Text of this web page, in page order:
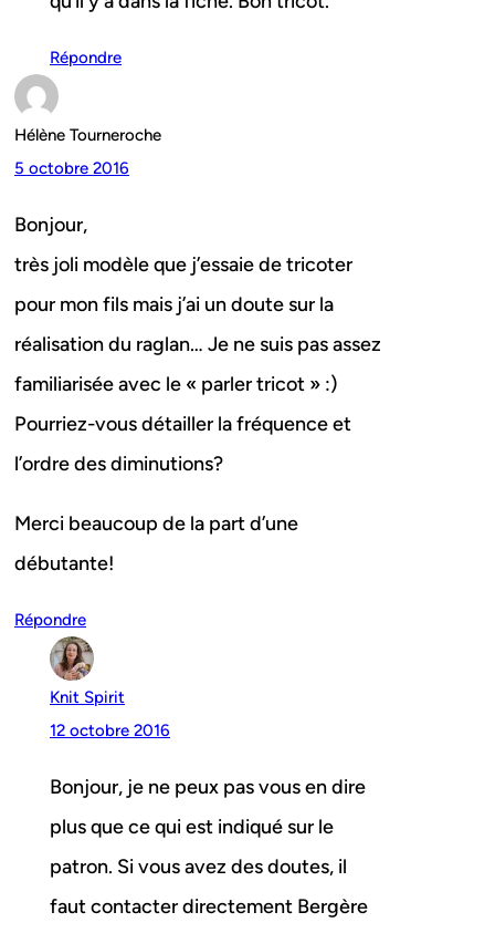
Répondre
Hélène Tourneroche
5 octobre 2016
Bonjour,
très joli modèle que j’essaie de tricoter
pour mon fils mais j’ai un doute sur la
réalisation du raglan… Je ne suis pas assez
familiarisée avec le « parler tricot » :)
Pourriez-vous détailler la fréquence et
l’ordre des diminutions?
Merci beaucoup de la part d’une
débutante!
Répondre
Knit Spirit
12 octobre 2016
Bonjour, je ne peux pas vous en dire
plus que ce qui est indiqué sur le
patron. Si vous avez des doutes, il
faut contacter directement Bergère